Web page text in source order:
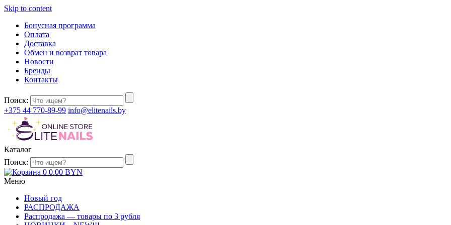
Skip to content
Бонусная программа
Оплата
Доставка
Обмен и возврат товара
Новости
Бренды
Контакты
Поиск:
+375 44 770-89-99 info@elitenails.by
Каталог
Поиск:
0 0.00 BYN
Меню
Новый год
РАСПРОДАЖА
Распродажа — товары по 3 рубля